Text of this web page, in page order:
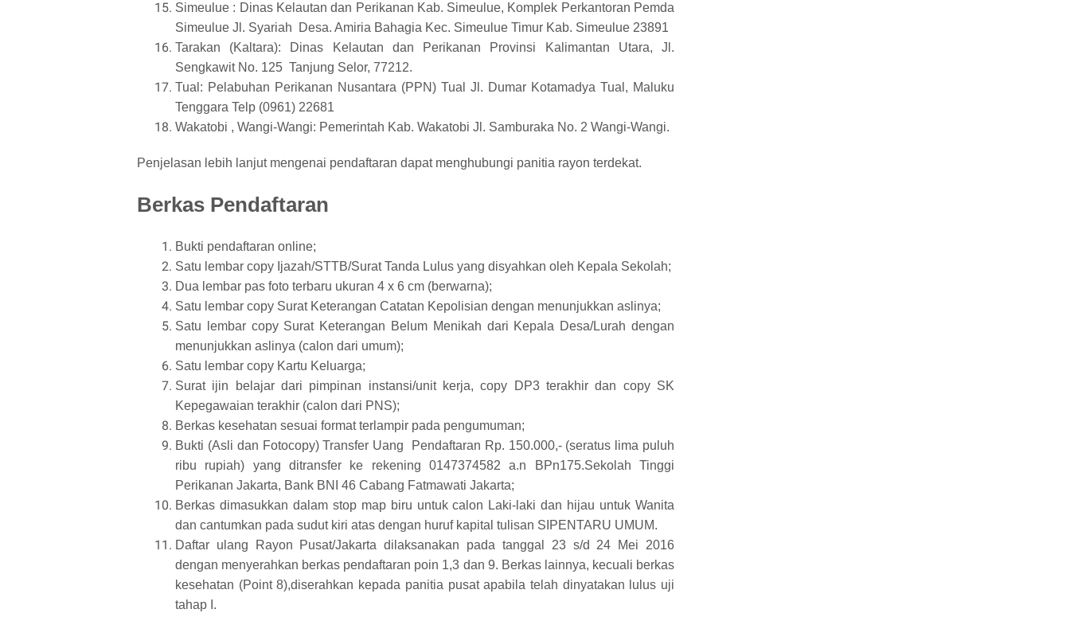
Simeulue : Dinas Kelautan dan Perikanan Kab. Simeulue, Komplek Perkantoran Pemda
Simeulue Jl. Syariah Desa. Amiria Bahagia Kec. Simeulue Timur Kab. Simeulue 23891
Tarakan (Kaltara): Dinas Kelautan dan Perikanan Provinsi Kalimantan Utara, Jl.
Sengkawit No. 125 Tanjung Selor, 77212.
Tual: Pelabuhan Perikanan Nusantara (PPN) Tual Jl. Dumar Kotamadya Tual, Maluku
Tenggara Telp (0961) 22681
Wakatobi , Wangi-Wangi: Pemerintah Kab. Wakatobi Jl. Samburaka No. 2 Wangi-Wangi.
Penjelasan lebih lanjut mengenai pendaftaran dapat menghubungi panitia rayon terdekat.
Berkas Pendaftaran
Bukti pendaftaran online;
Satu lembar copy Ijazah/STTB/Surat Tanda Lulus yang disyahkan oleh Kepala Sekolah;
Dua lembar pas foto terbaru ukuran 4 x 6 cm (berwarna);
Satu lembar copy Surat Keterangan Catatan Kepolisian dengan menunjukkan aslinya;
Satu lembar copy Surat Keterangan Belum Menikah dari Kepala Desa/Lurah dengan
menunjukkan aslinya (calon dari umum);
Satu lembar copy Kartu Keluarga;
Surat ijin belajar dari pimpinan instansi/unit kerja, copy DP3 terakhir dan copy SK
Kepegawaian terakhir (calon dari PNS);
Berkas kesehatan sesuai format terlampir pada pengumuman;
Bukti (Asli dan Fotocopy) Transfer Uang Pendaftaran Rp. 150.000,- (seratus lima puluh
ribu rupiah) yang ditransfer ke rekening 0147374582 a.n BPn175.Sekolah Tinggi
Perikanan Jakarta, Bank BNI 46 Cabang Fatmawati Jakarta;
Berkas dimasukkan dalam stop map biru untuk calon Laki-laki dan hijau untuk Wanita
dan cantumkan pada sudut kiri atas dengan huruf kapital tulisan SIPENTARU UMUM.
Daftar ulang Rayon Pusat/Jakarta dilaksanakan pada tanggal 23 s/d 24 Mei 2016
dengan menyerahkan berkas pendaftaran poin 1,3 dan 9. Berkas lainnya, kecuali berkas
kesehatan (Point 8),diserahkan kepada panitia pusat apabila telah dinyatakan lulus uji
tahap I.